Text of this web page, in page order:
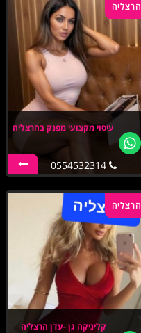
הרצליה
עיסוי מקצועי מפנק בהרצליה
0554532314
הרצליה
קליניקה גן -עדן הרצליה